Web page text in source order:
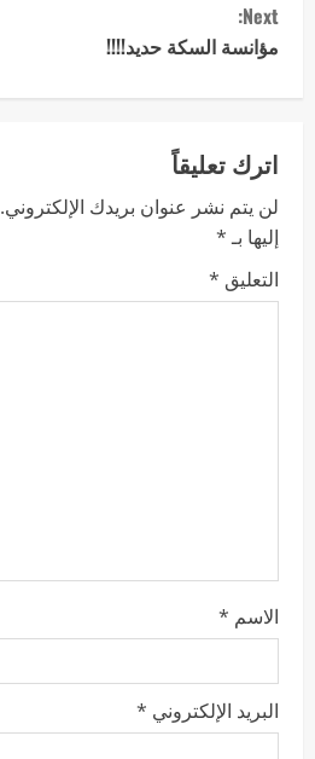
Next:
مؤانسة السكة حديد!!!!
اترك تعليقاً
لن يتم نشر عنوان بريدك الإلكتروني.
إليها بـ*
التعليق *
الاسم *
البريد الإلكتروني *